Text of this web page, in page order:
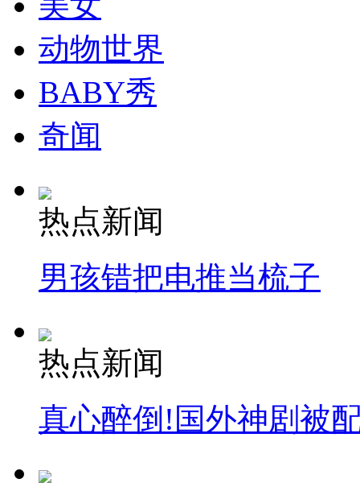
动物世界
BABY秀
奇闻
热点新闻
男孩错把电推当梳子
热点新闻
真心醉倒!国外神剧被